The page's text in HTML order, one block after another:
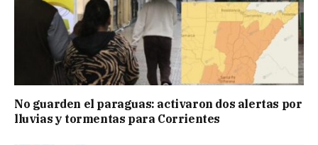
No guarden el paraguas: activaron dos alertas por
lluvias y tormentas para Corrientes